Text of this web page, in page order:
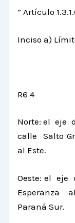
” Artículo
Inciso a)
R6 4
Norte: el eje
calle Salto
al Este.
Oeste: el eje
Esperanza
Paraná Sur.